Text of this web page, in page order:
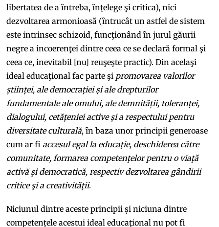
libertatea de a ȋntreba, ȋnţelege şi critica), nici
dezvoltarea armonioasă (ȋntrucât un astfel de sistem
este intrinsec schizoid, funcţionând ȋn jurul găurii
negre a incoerenţei dintre ceea ce se declară formal şi
ceea ce, inevitabil [nu] reuşeşte practic). Din acelaşi
ideal educaţional fac parte şi promovarea valorilor
științei, ale democrației și ale drepturilor
fundamentale ale omului, ale demnității, toleranței,
dialogului, cetățeniei active și a respectului pentru
diversitate culturală, ȋn baza unor principii generoase
cum ar fiaccesul egal la educaţie, deschiderea către
comunitate, formarea competenţelor pentru o viaţă
activă şi democratică, respectiv dezvoltarea gândirii
critice şi a creativităţii.
Niciunul dintre aceste principii şi niciuna dintre
competențele acestui ideal educaţional nu pot fi